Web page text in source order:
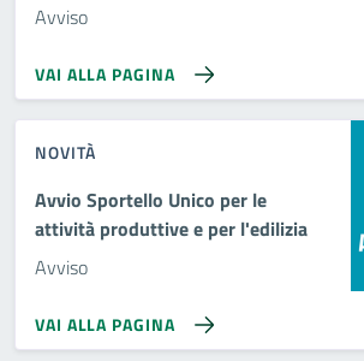
Avviso
VAI ALLA PAGINA
NOVITÀ
Avvio Sportello Unico per le
attività produttive e per l'edilizia
Avviso
VAI ALLA PAGINA